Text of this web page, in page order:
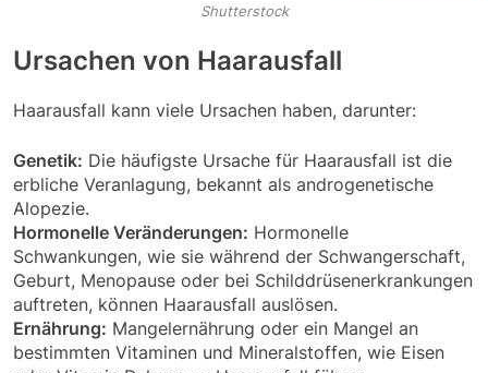
Shutterstock
Ursachen von Haarausfall
Haarausfall kann viele Ursachen haben, darunter:
Genetik: Die häufigste Ursache für Haarausfall ist die
erbliche Veranlagung, bekannt als androgenetische
Alopezie.
Hormonelle Veränderungen: Hormonelle
Schwankungen, wie sie während der Schwangerschaft,
Geburt, Menopause oder bei Schilddrüsenerkrankungen
auftreten, können Haarausfall auslösen.
Ernährung: Mangelernährung oder ein Mangel an
bestimmten Vitaminen und Mineralstoffen, wie Eisen